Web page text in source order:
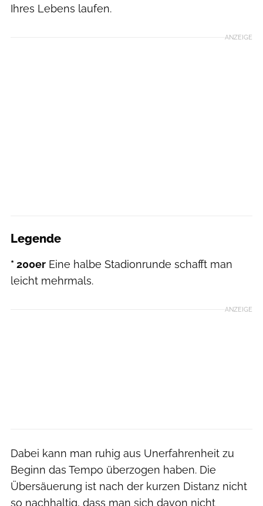
Ihres Lebens laufen.
ANZEIGE
Legende
* 200er Eine halbe Stadionrunde schafft man
leicht mehrmals.
ANZEIGE
Dabei kann man ruhig aus Uner­fahrenheit zu
Beginn das Tempo überzogen haben. Die
Übersäuerung ist nach der kurzen Distanz nicht
so nachhaltig, dass man sich davon nicht